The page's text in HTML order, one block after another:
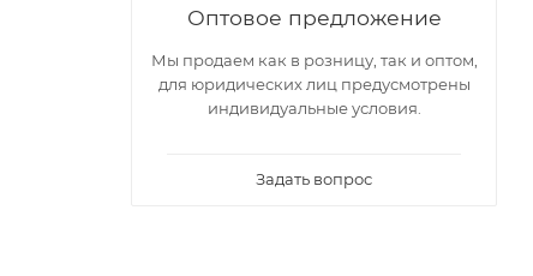
Оптовое предложение
Мы продаем как в розницу, так и оптом,
для юридических лиц предусмотрены
индивидуальные условия.
Задать вопрос